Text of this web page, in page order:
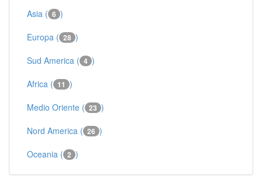
Asia ( 6 )
Europa ( 28 )
Sud America ( 4 )
Africa ( 11 )
Medio Oriente ( 23 )
Nord America ( 26 )
Oceania ( 2 )